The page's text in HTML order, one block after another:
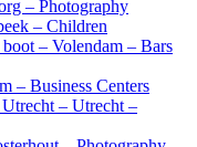
– Photography
– Children
– Volendam – Bars
– Business Centers
Utrecht – Utrecht –